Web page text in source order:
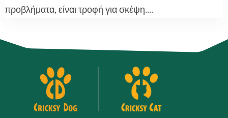
προβλήματα, είναι τροφή για σκέψη....